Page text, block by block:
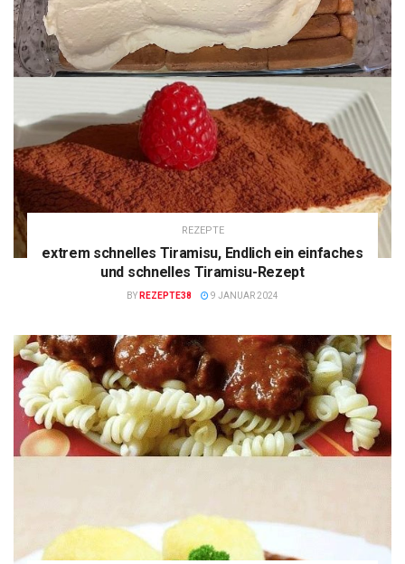
REZEPTE
extrem schnelles Tiramisu, Endlich ein einfaches
und schnelles Tiramisu-Rezept
BY REZEPTE38 9 JANUAR 2024